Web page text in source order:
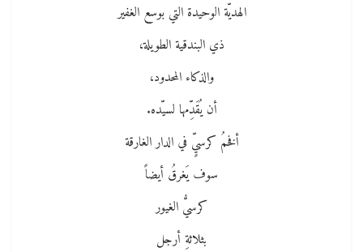
الهديّة الوحيدة التي بوسع الغفير
ذي البندقية الطويلة،
والذكاء المحدود،
أن يُقَدِّمها لسيّده.
أفخمُ كرسيٍّ في الدار الغارقة
سوف يَغرقُ أيضاً
كرسيُّ الغيور
بثلاثةِ أرجل